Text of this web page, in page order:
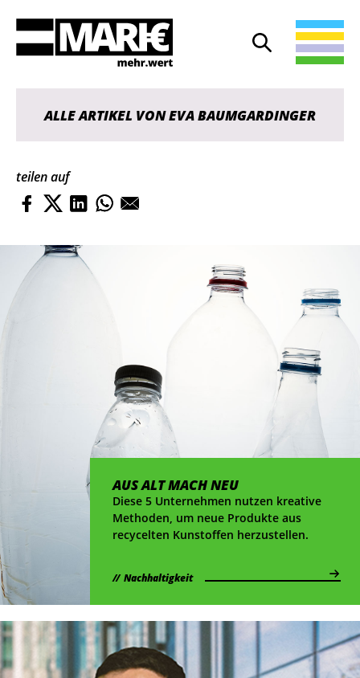
Suche öffnen
Suche
ALLE ARTIKEL VON EVA BAUMGARDINGER
teilen auf
AUS ALT MACH NEU
Diese 5 Unternehmen nutzen kreative
Methoden, um neue Produkte aus
recycelten Kunstoffen herzustellen.
Nachhaltigkeit